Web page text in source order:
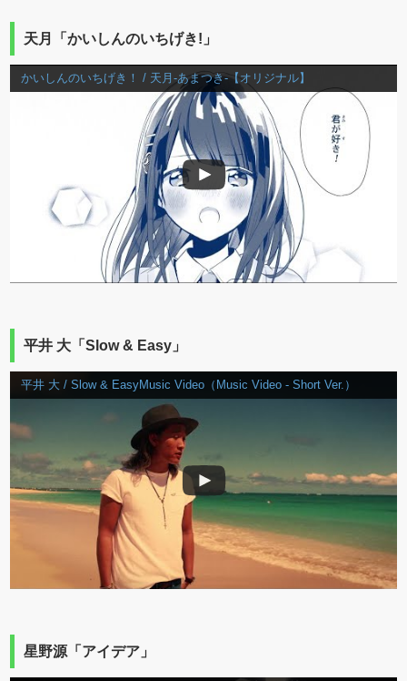
天月「かいしんのいちげき!」
かいしんのいちげき！ / 天月-あまつき-【オリジナル】
平井 大「Slow & Easy」
平井 大 / Slow & EasyMusic Video（Music Video - Short Ver.）
星野源「アイデア」